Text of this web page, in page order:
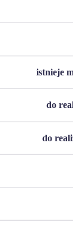
istnieje
do
do